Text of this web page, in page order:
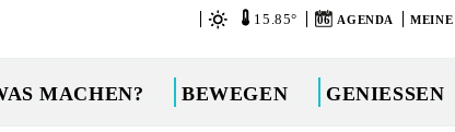
15.85° 06 AGENDA MEINE
MACHEN? BEWEGEN GENIESSEN